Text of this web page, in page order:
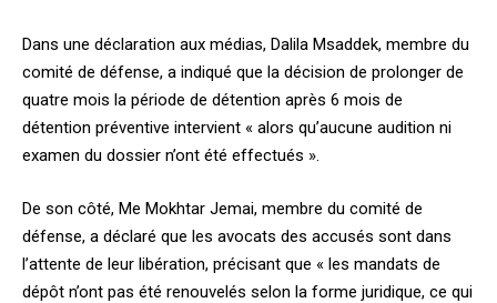
Dans une déclaration aux médias, Dalila Msaddek, membre du
comité de défense, a indiqué que la décision de prolonger de
quatre mois la période de détention après 6 mois de
détention préventive intervient « alors qu’aucune audition ni
examen du dossier n’ont été effectués ».
De son côté, Me Mokhtar Jemai, membre du comité de
défense, a déclaré que les avocats des accusés sont dans
l’attente de leur libération, précisant que « les mandats de
dépôt n’ont pas été renouvelés selon la forme juridique, ce qui